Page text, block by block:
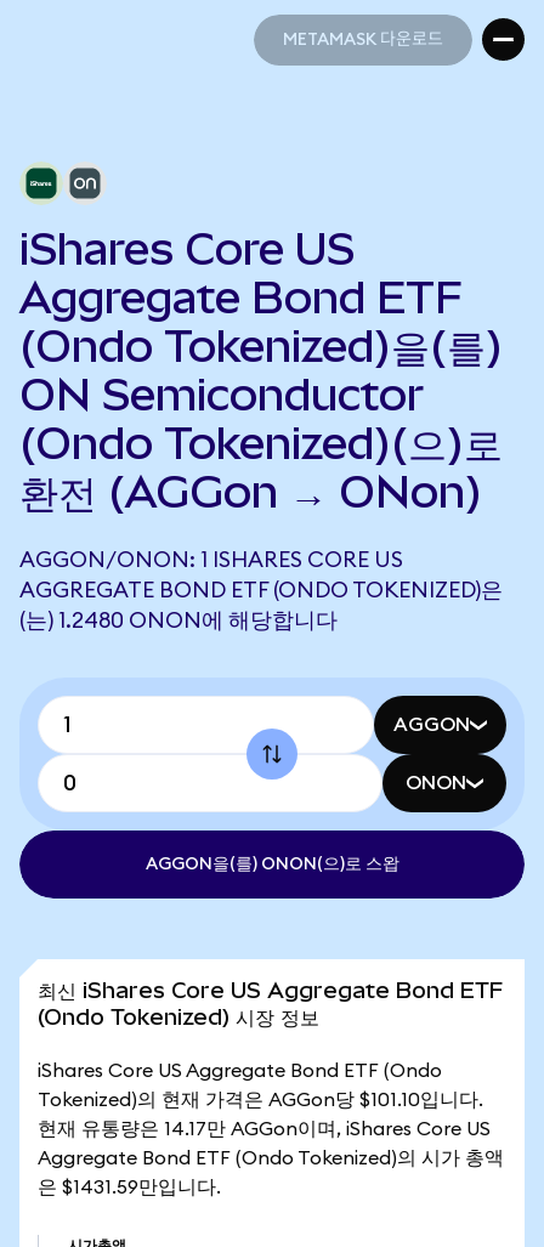
METAMASK 다운로드
iShares Core US
Aggregate Bond ETF
(Ondo Tokenized)을(를)
ON Semiconductor
(Ondo Tokenized)(으)로
환전 (AGGon → ONon)
AGGON/ONON: 1 ISHARES CORE US
AGGREGATE BOND ETF (ONDO TOKENIZED)은
(는) 1.2480 ONON에 해당합니다
AGGON
ONON
AGGON을(를) ONON(으)로 스왑
최신 iShares Core US Aggregate Bond ETF
(Ondo Tokenized) 시장 정보
iShares Core US Aggregate Bond ETF (Ondo
Tokenized)의 현재 가격은 AGGon당 $101.10입니다.
현재 유통량은 14.17만 AGGon이며, iShares Core US
Aggregate Bond ETF (Ondo Tokenized)의 시가 총액
은 $1431.59만입니다.